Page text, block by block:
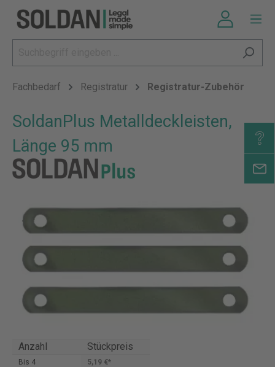
Fachbedarf Registratur Registratur-Zubehör
SoldanPlus Metalldeckleisten,
Länge 95 mm
Anzahl Stückpreis
Bis 4
5,19 €*